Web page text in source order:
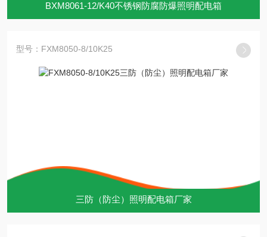
BXM8061-12/K40不锈钢防腐防爆照明配电箱
型号：FXM8050-8/10K25
三防（防尘）照明配电箱厂家